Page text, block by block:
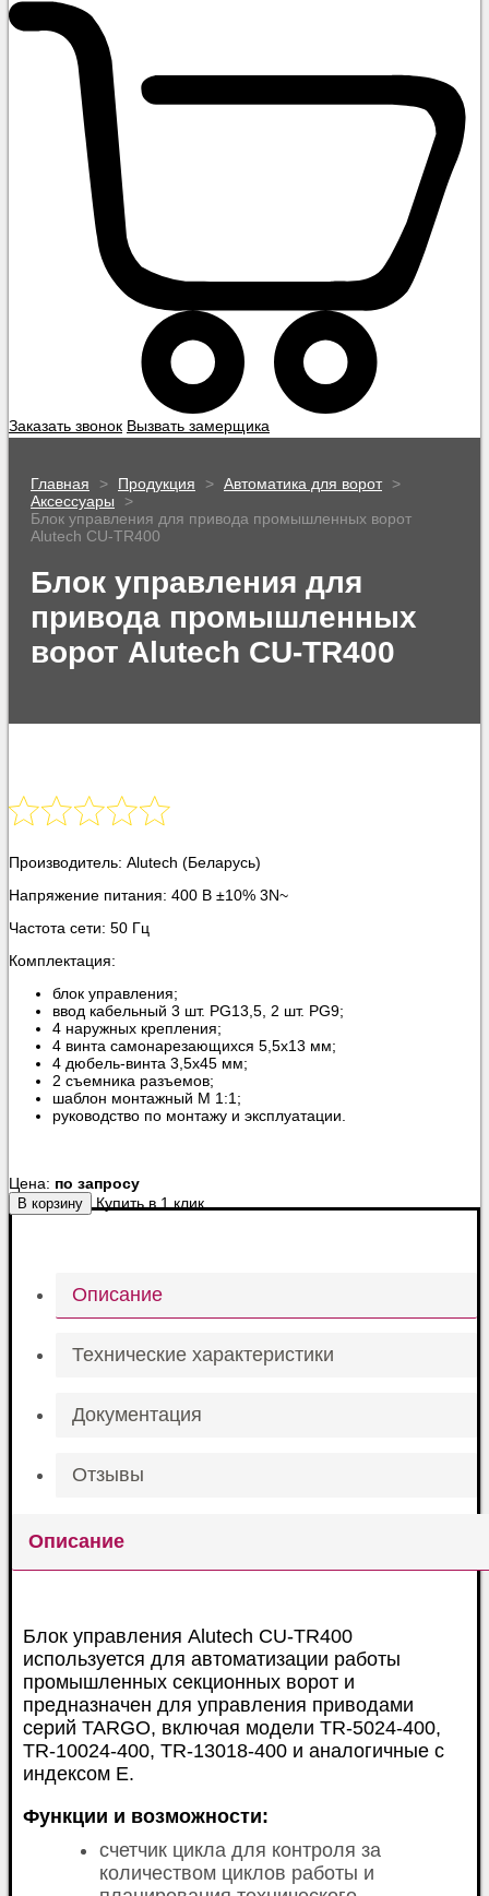
Заказать звонок Вызвать замерщика
Главная > Продукция > Автоматика для ворот
>
Аксессуары
>
Блок управления для привода промышленных ворот
Alutech CU-TR400
Блок управления для
привода промышленных
ворот Alutech CU-TR400
Производитель: Alutech (Беларусь)
Напряжение питания: 400 В ±10% 3N~
Частота сети: 50 Гц
Комплектация:
блок управления;
ввод кабельный 3 шт. PG13,5, 2 шт. PG9;
4 наружных крепления;
4 винта самонарезающихся 5,5х13 мм;
4 дюбель-винта 3,5х45 мм;
2 съемника разъемов;
шаблон монтажный М 1:1;
руководство по монтажу и эксплуатации.
Цена: по запросу
В корзину Купить в 1 клик
Описание
Технические характеристики
Документация
Отзывы
Описание
Блок управления Alutech CU-TR400
используется для автоматизации работы
промышленных секционных ворот и
предназначен для управления приводами
серий TARGO, включая модели TR-5024-400,
TR-10024-400, TR-13018-400 и аналогичные с
индексом E.
Функции и возможности:
счетчик цикла для контроля за
количеством циклов работы и